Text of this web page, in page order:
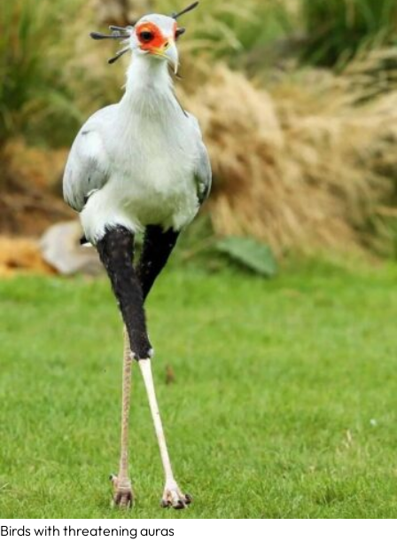
Birds with threatening auras